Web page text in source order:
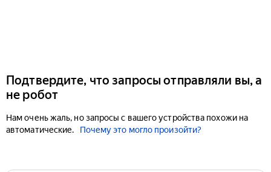
Подтвердите, что запросы отправляли вы, а
не робот
Нам очень жаль, но запросы с вашего устройства похожи на
автоматические.
Почему это могло произойти?